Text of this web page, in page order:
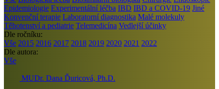
Epidemiologie Experimentální léčba IBD IBD a COVID-19 Jiné
Konvenční terapie Laboratorní diagnostika Malé molekuly
Těhotenství a pediatrie Telemedicína Vedlejší účinky
Dle ročníku:
Vše 2015 2016 2017 2018 2019 2020 2021 2022
Dle autora:
Vše
MUDr. Dana Ďuricová, Ph.D.